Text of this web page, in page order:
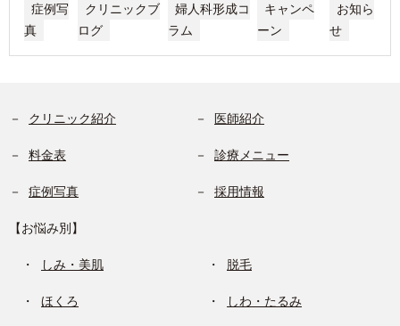
症例写
真
クリニックブ
ログ
婦人科形成コ
ラム
キャンペ
ーン
お知ら
せ
クリニック紹介 医師紹介
料金表 診療メニュー
症例写真 採用情報
【お悩み別】
しみ・美肌 脱毛
ほくろ しわ・たるみ